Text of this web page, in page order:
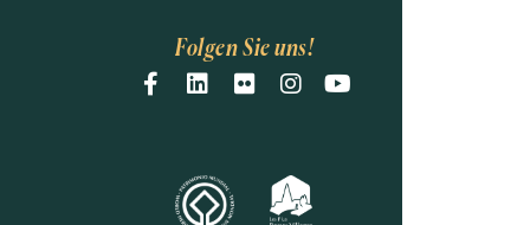
Folgen Sie uns!